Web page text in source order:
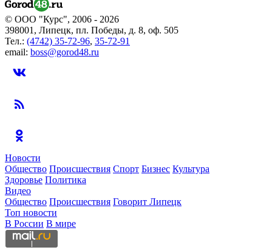
© ООО "Курс", 2006 - 2026
398001, Липецк, пл. Победы, д. 8, оф. 505
Тел.: (4742) 35-72-96, 35-72-91
email: boss@gorod48.ru
Новости
Общество Происшествия Спорт Бизнес Культура
Здоровье Политика
Видео
Общество Происшествия Говорит Липецк
Топ новости
В России В мире